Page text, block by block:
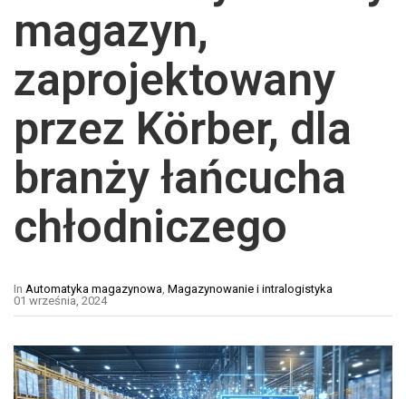
magazyn,
zaprojektowany
przez Körber, dla
branży łańcucha
chłodniczego
In Automatyka magazynowa, Magazynowanie i intralogistyka
01 września, 2024